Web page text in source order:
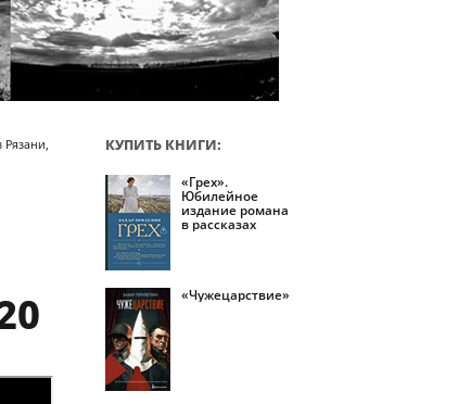
КУПИТЬ КНИГИ:
«Грех».
Юбилейное
издание романа
в рассказах
«Чужецарствие»